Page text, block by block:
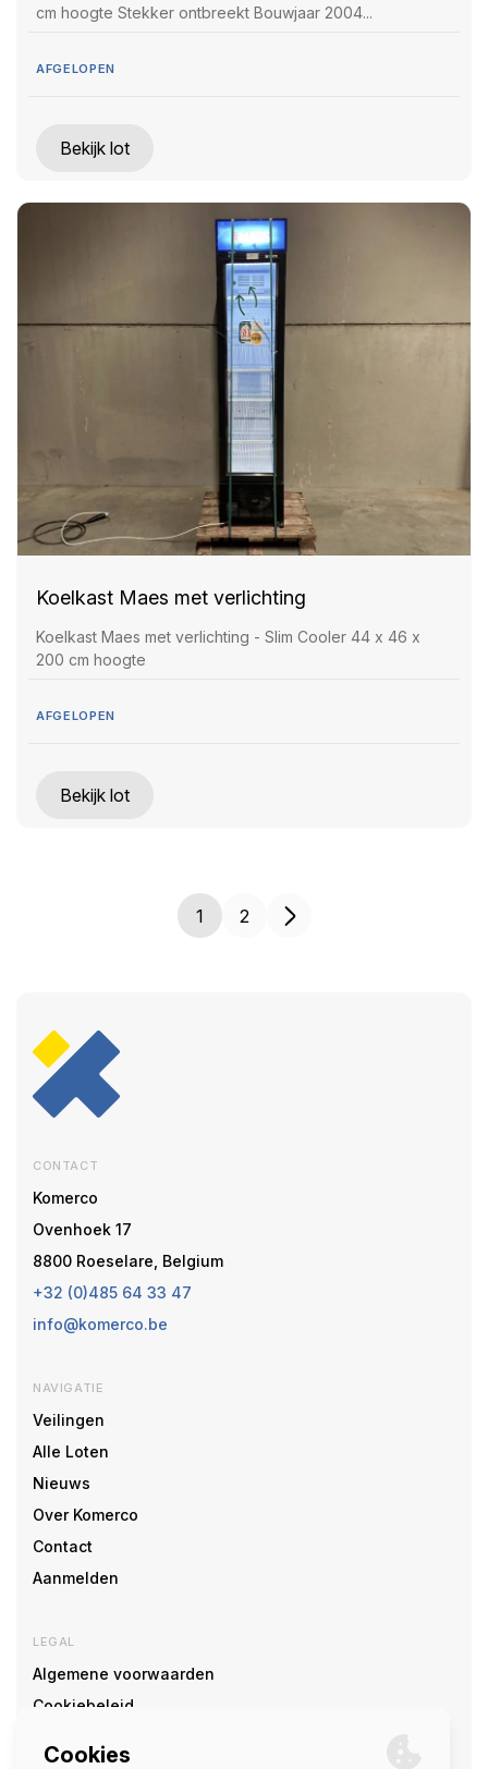
cm hoogte Stekker ontbreekt Bouwjaar 2004...
AFGELOPEN
Bekijk lot
Koelkast Maes met verlichting
Koelkast Maes met verlichting - Slim Cooler 44 x 46 x
200 cm hoogte
AFGELOPEN
Bekijk lot
1 2
CONTACT
Komerco
Ovenhoek 17
8800 Roeselare, Belgium
+32 (0)485 64 33 47
info@komerco.be
NAVIGATIE
Veilingen
Alle Loten
Nieuws
Over Komerco
Contact
Aanmelden
LEGAL
Algemene voorwaarden
Cookiebeleid